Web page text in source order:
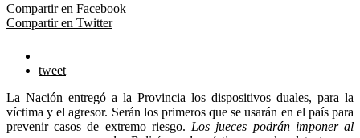
Compartir en Facebook
Compartir en Twitter
tweet
La Nación entregó a la Provincia los dispositivos duales, para la
víctima y el agresor. Serán los primeros que se usarán en el país para
prevenir casos de extremo riesgo. Los jueces podrán imponer al